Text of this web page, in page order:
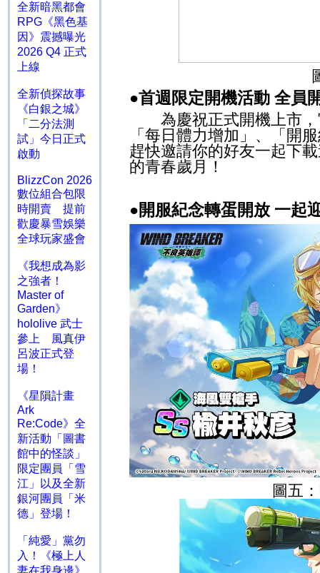
全新暗黑都會
RPG《黑色基
因》震撼曝光
2026 Q4 正式
上線
全新偵探故事
《白銀之城》
「二分法測
試」今日正式
啟動
BlizzCon 2026
數位組合包限
時開賣 提前
歡慶暴雪娛樂
全球玩家盛會
《我想成為影
之強者！
Master of
Garden》
hololive 武士
參上 風真伊
呂波正式登
場！
《星隕計畫
Ark
Re:Code》全
新活動「圖書
館中的怪談」
限定團員「雪
江」以及全新
銀河團員「米
德」登場！
「純愛」黨勿
入！《極上人
妻在我身邊》
●首週限定開機活動 全員
為慶祝正式開機上市，
「每日體力增加」、「開
趕快邀請你的好友一起下
的青春歲月！
● 開服紀念轉蛋開放 一起
圖五